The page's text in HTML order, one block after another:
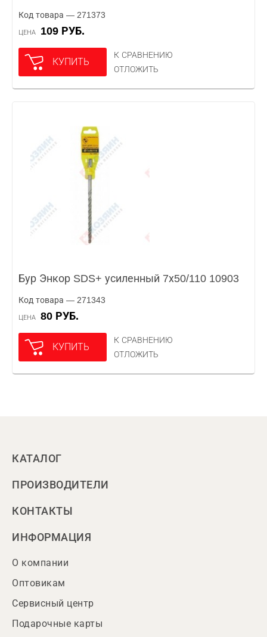
Код товара — 271373
ЦЕНА 109 РУБ.
КУПИТЬ
К СРАВНЕНИЮ
ОТЛОЖИТЬ
Бур Энкор SDS+ усиленный 7х50/110 10903
Код товара — 271343
ЦЕНА 80 РУБ.
КУПИТЬ
К СРАВНЕНИЮ
ОТЛОЖИТЬ
КАТАЛОГ
ПРОИЗВОДИТЕЛИ
КОНТАКТЫ
ИНФОРМАЦИЯ
О компании
Оптовикам
Сервисный центр
Подарочные карты